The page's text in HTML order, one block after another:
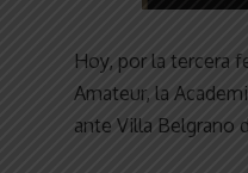
Hoy, por la tercera
Amateur, la
ante Villa Belgrano